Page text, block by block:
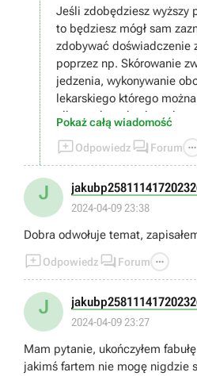
Jeśli zdobędziesz wyższy
to będziesz mógł sam
zdobywać doświadczenie
poprzez np. Skórowanie
jedzenia, wykonywanie
lekarskiego którego
albo w skrzynkach w
Pokaż całą wiadomość
Odpowiedz  Forum 
J
2024-04-09 23:38
Dobra odwołuje temat,
Odpowiedz  Forum 
J
2024-04-09 23:27
Mam pytanie, ukończyłem
jakimś fartem nie mogę nigdzie